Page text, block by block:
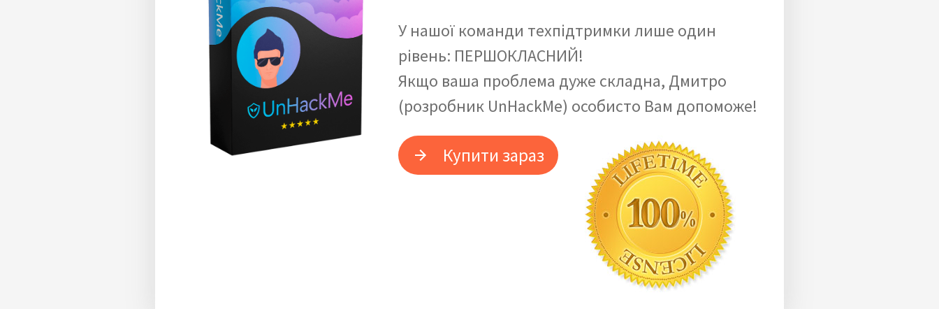
У нашої команди техпідтримки лише один
рівень: ПЕРШОКЛАСНИЙ!
Якщо ваша проблема дуже складна, Дмитро
(розробник UnHackMe) особисто Вам допоможе!
Купити зараз